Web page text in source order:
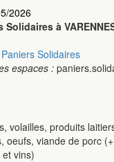
2026
Solidaires à
Solidaires
espaces :
volailles, produits
oeufs, viande de porc
vins)